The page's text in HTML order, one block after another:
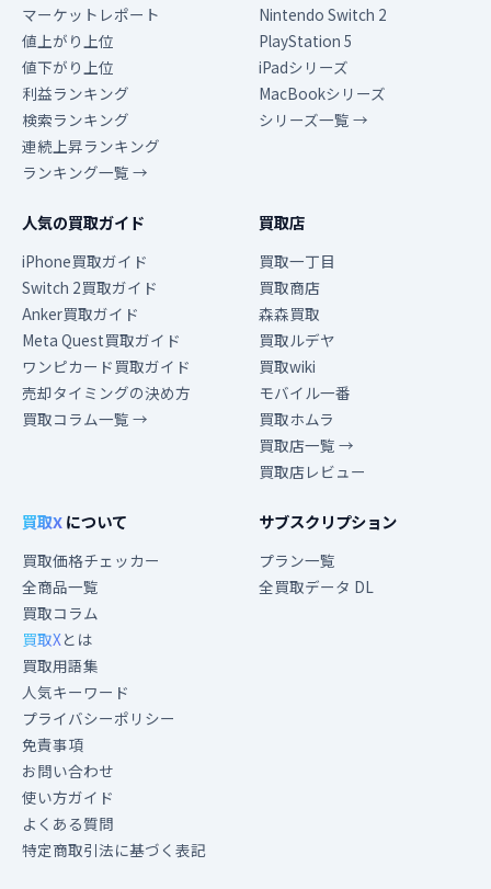
マーケットレポート
値上がり上位
値下がり上位
利益ランキング
検索ランキング
連続上昇ランキング
ランキング一覧 →
Nintendo Switch 2
PlayStation 5
iPadシリーズ
MacBookシリーズ
シリーズ一覧 →
人気の買取ガイド
iPhone買取ガイド
Switch 2買取ガイド
Anker買取ガイド
Meta Quest買取ガイド
ワンピカード買取ガイド
売却タイミングの決め方
買取コラム一覧 →
買取店
買取一丁目
買取商店
森森買取
買取ルデヤ
買取wiki
モバイル一番
買取ホムラ
買取店一覧 →
買取店レビュー
買取Xについて
買取価格チェッカー
全商品一覧
買取コラム
買取Xとは
買取用語集
人気キーワード
プライバシーポリシー
免責事項
お問い合わせ
使い方ガイド
よくある質問
特定商取引法に基づく表記
サブスクリプション
プラン一覧
全買取データ DL